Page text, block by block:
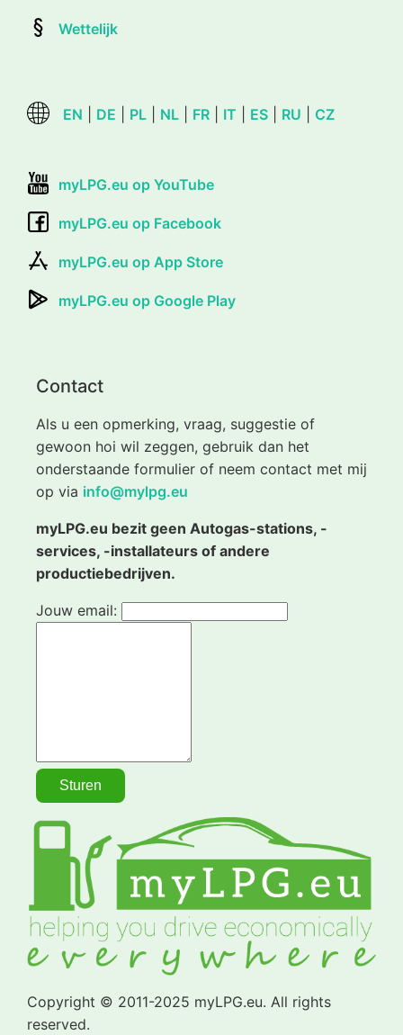
Wettelijk
EN DE PL NL FR IT ES RU CZ
myLPG.eu op YouTube
myLPG.eu op Facebook
myLPG.eu op App Store
myLPG.eu op Google Play
Contact
Als u een opmerking, vraag, suggestie of
gewoon hoi wil zeggen, gebruik dan het
onderstaande formulier of neem contact met mij
op via info@mylpg.eu
myLPG.eu bezit geen Autogas-stations, -
services, -installateurs of andere
productiebedrijven.
Jouw email:
Copyright © 2011-2025 myLPG.eu. All rights
reserved.